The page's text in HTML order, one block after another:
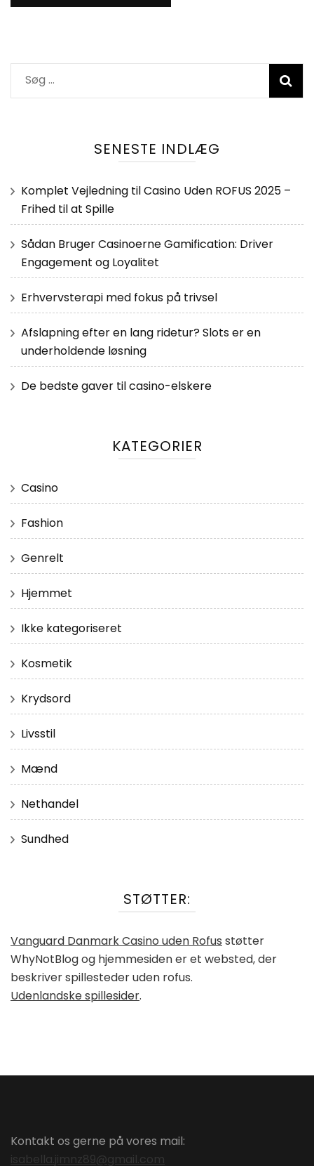
Søg
efter:
SENESTE INDLÆG
Komplet Vejledning til Casino Uden ROFUS 2025 –
Frihed til at Spille
Sådan Bruger Casinoerne Gamification: Driver
Engagement og Loyalitet
Erhvervsterapi med fokus på trivsel
Afslapning efter en lang ridetur? Slots er en
underholdende løsning
De bedste gaver til casino-elskere
KATEGORIER
Casino
Fashion
Genrelt
Hjemmet
Ikke kategoriseret
Kosmetik
Krydsord
Livsstil
Mænd
Nethandel
Sundhed
STØTTER:
Vanguard Danmark Casino uden Rofus støtter
WhyNotBlog og hjemmesiden er et websted, der
beskriver spillesteder uden rofus.
Udenlandske spillesider.
Kontakt os gerne på vores mail:
isabella.jimnz89@gmail.com